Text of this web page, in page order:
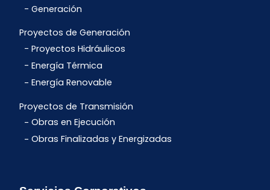
Generación
Proyectos de Generación
Proyectos Hidráulicos
Energía Térmica
Energía Renovable
Proyectos de Transmisión
Obras en Ejecución
Obras Finalizadas y Energizadas